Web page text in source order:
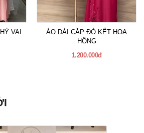
VAI
ÁO DÀI CẶP ĐỎ KẾT HOA
HỒNG
1.200.000đ